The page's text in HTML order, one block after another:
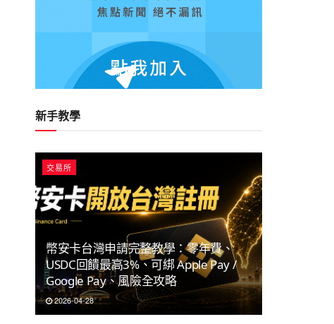
龍電華鑫 FOIL 美股 IPO：上
間、發行價與17億美元估值解
新手教學
交易所
幣安卡台灣申請完整教學：零年費、
USDC回饋最高3%、可綁 Apple Pay /
Google Pay、風險全攻略
2026-04-28